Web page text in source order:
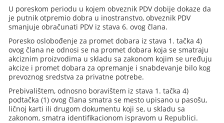
U poreskom periodu u kojem obveznik PDV dobije dokaze da
je putnik otpremio dobra u inostranstvo, obveznik PDV
smanjuje obračunati PDV iz stava 6. ovog člana.
Poresko oslobođenje za promet dobara iz stava 1. tačka 4)
ovog člana ne odnosi se na promet dobara koja se smatraju
akciznim proizvodima u skladu sa zakonom kojim se uređuju
akcize i promet dobara za opremanje i snabdevanje bilo kog
prevoznog sredstva za privatne potrebe.
Prebivalištem, odnosno boravištem iz stava 1. tačka 4)
podtačka (1) ovog člana smatra se mesto upisano u pasošu,
ličnoj karti ili drugom dokumentu koji se, u skladu sa
zakonom, smatra identifikacionom ispravom u Republici.